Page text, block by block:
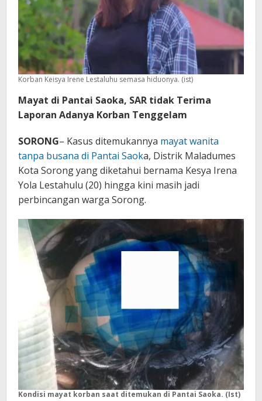
Korban Keisya Irene Lestaluhu semasa hiduonya. (ist)
Mayat di Pantai Saoka, SAR tidak Terima
Laporan Adanya Korban Tenggelam
SORONG– Kasus ditemukannya mayat wanita
tanpa busana di Pantai Saoka, Distrik Maladumes
Kota Sorong yang diketahui bernama Kesya Irena
Yola Lestahulu (20) hingga kini masih jadi
perbincangan warga Sorong.
Kondisi mayat korban saat ditemukan di Pantai Saoka. (Ist)